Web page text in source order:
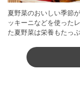
夏野菜のおいしい季節
ッキーニなどを使った
た夏野菜は栄養もたっ